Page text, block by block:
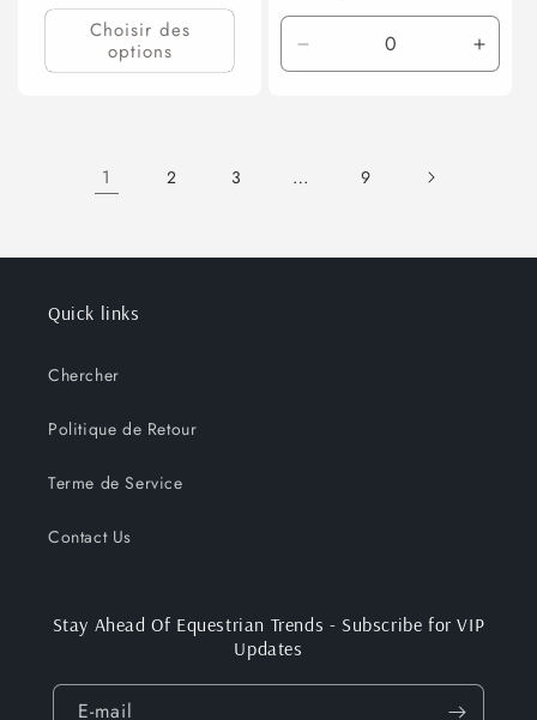
Choisir des
options
la
Title
la
1 2 3 … 9
Quick links
Chercher
Politique de Retour
Terme de Service
Contact Us
Stay Ahead Of Equestrian Trends - Subscribe for VIP
Updates
E-mail